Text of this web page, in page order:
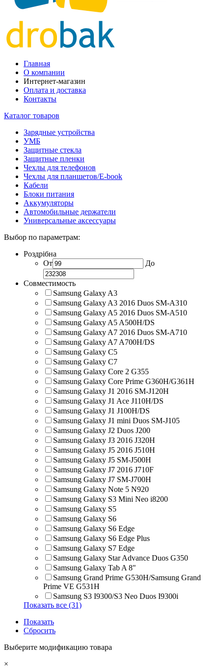
Главная
О компании
Интернет-магазин
Оплата и доставка
Контакты
Каталог товаров
Зарядные устройства
УМБ
Защитные стекла
Защитные пленки
Чехлы для телефонов
Чехлы для планшетов/E-book
Кабели
Блоки питания
Аккумуляторы
Автомобильные держатели
Универсальные аксессуары
Выбор по параметрам:
Роздрібна
От
До
Совместимость
Samsung Galaxy A3
Samsung Galaxy A3 2016 Duos SM-A310
Samsung Galaxy A5 2016 Duos SM-A510
Samsung Galaxy A5 A500H/DS
Samsung Galaxy A7 2016 Duos SM-A710
Samsung Galaxy A7 A700H/DS
Samsung Galaxy C5
Samsung Galaxy C7
Samsung Galaxy Core 2 G355
Samsung Galaxy Core Prime G360H/G361H
Samsung Galaxy J1 2016 SM-J120H
Samsung Galaxy J1 Ace J110H/DS
Samsung Galaxy J1 J100H/DS
Samsung Galaxy J1 mini Duos SM-J105
Samsung Galaxy J2 Duos J200
Samsung Galaxy J3 2016 J320H
Samsung Galaxy J5 2016 J510H
Samsung Galaxy J5 SM-J500H
Samsung Galaxy J7 2016 J710F
Samsung Galaxy J7 SM-J700H
Samsung Galaxy Note 5 N920
Samsung Galaxy S3 Mini Neo i8200
Samsung Galaxy S5
Samsung Galaxy S6
Samsung Galaxy S6 Edge
Samsung Galaxy S6 Edge Plus
Samsung Galaxy S7 Edge
Samsung Galaxy Star Advance Duos G350
Samsung Galaxy Tab A 8"
Samsung Grand Prime G530H/Samsung Grand
Prime VE G531H
Samsung S3 I9300/S3 Neo Duos I9300i
Показать все (31)
Показать
Сбросить
Выберите модификацию товара
×